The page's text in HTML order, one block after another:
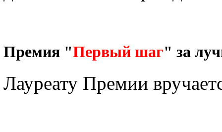
Премия "Первый шаг" за
Лауреату Премии